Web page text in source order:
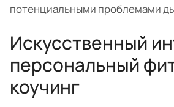
потенциальными проблемами
Искусственный
персональный
коучинг